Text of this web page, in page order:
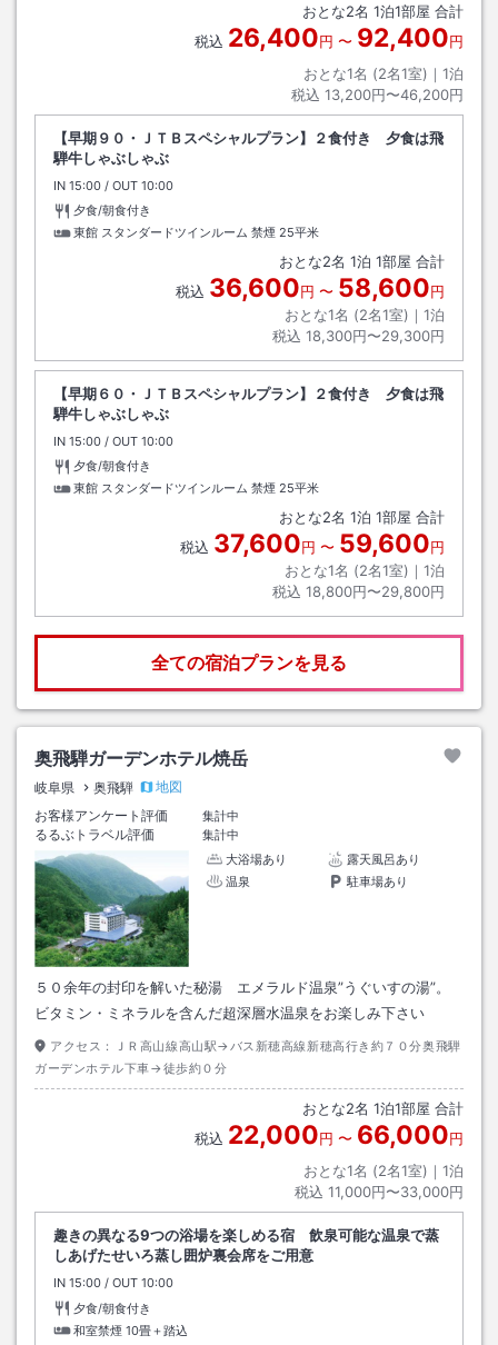
おとな2名 1泊1部屋 合計
税込 26,400円 〜 92,400円
おとな1名 (2名1室)｜ 1泊
税込 13,200円〜46,200円
【早期９０・ＪＴＢスペシャルプラン】２食付き 夕食は飛
騨牛しゃぶしゃぶ
IN チェックイン
15:00 / OUT チェックアウト
10:00
夕食/朝食付き
東館 スタンダードツインルーム 禁煙 25平米
おとな2名 1泊 1部屋 合計
税込 36,600円 〜 58,600円
おとな1名 (2名1室)｜ 1泊
税込 18,300円〜29,300円
【早期６０・ＪＴＢスペシャルプラン】２食付き 夕食は飛
騨牛しゃぶしゃぶ
IN チェックイン
15:00 / OUT チェックアウト
10:00
夕食/朝食付き
東館 スタンダードツインルーム 禁煙 25平米
おとな2名 1泊 1部屋 合計
税込 37,600円 〜 59,600円
おとな1名 (2名1室)｜ 1泊
税込 18,800円〜29,800円
全ての宿泊プランを見る
奥飛騨ガーデンホテル焼岳
岐阜県 奥飛騨
地図
お客様アンケート評価
集計中
るるぶトラベル評価
集計中
大浴場あり
露天風呂あり
温泉
駐車場あり
５０余年の封印を解いた秘湯 エメラルド温泉”うぐいすの湯”。
ビタミン・ミネラルを含んだ超深層水温泉をお楽しみ下さい
アクセス：
ＪＲ高山線高山駅→バス新穂高線新穂高行き約７０分奥飛騨
ガーデンホテル下車→徒歩約０分
おとな2名 1泊1部屋 合計
税込 22,000円 〜 66,000円
おとな1名 (2名1室)｜ 1泊
税込 11,000円〜33,000円
趣きの異なる9つの浴場を楽しめる宿 飲泉可能な温泉で蒸
しあげたせいろ蒸し囲炉裏会席をご用意
IN チェックイン
15:00 / OUT チェックアウト
10:00
夕食/朝食付き
和室禁煙 10畳＋踏込